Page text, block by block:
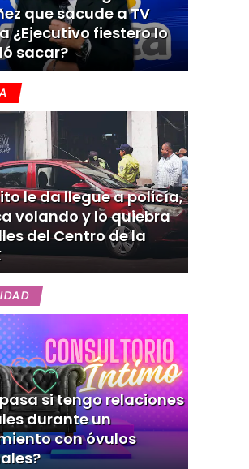
que sacude a TV
¿Ejecutivo fiestero lo
sacar?
le da llegue a policía,
volando y lo quiebra
del Centro de la
si tengo relaciones
durante un
con óvulos